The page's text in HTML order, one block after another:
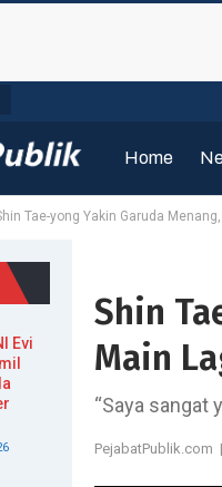
Home
Tae-yong Yakin Garuda
Shin
Main
“Saya sangat
PejabatPublik.com |
Evi